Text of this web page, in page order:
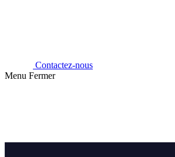
Contactez-nous
Menu Fermer